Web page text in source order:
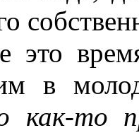
это
в
как-то